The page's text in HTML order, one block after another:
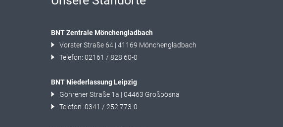
BNT Zentrale Mönchengladbach
Vorster Straße 64 | 41169 Mönchengladbach
Telefon: 02161 / 828 60-0
BNT Niederlassung Leipzig
Göhrener Straße 1a | 04463 Großpösna
Telefon: 0341 / 252 773-0